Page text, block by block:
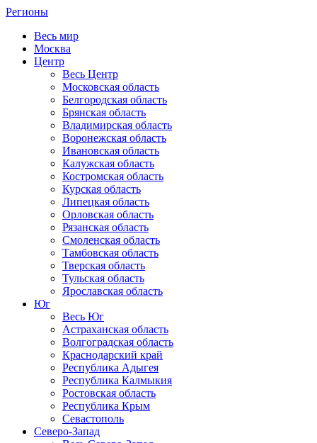
Регионы
Весь мир
Москва
Центр
Весь Центр
Московская область
Белгородская область
Брянская область
Владимирская область
Воронежская область
Ивановская область
Калужская область
Костромская область
Курская область
Липецкая область
Орловская область
Рязанская область
Смоленская область
Тамбовская область
Тверская область
Тульская область
Ярославская область
Юг
Весь Юг
Астраханская область
Волгоградская область
Краснодарский край
Республика Адыгея
Республика Калмыкия
Ростовская область
Республика Крым
Севастополь
Северо-Запад